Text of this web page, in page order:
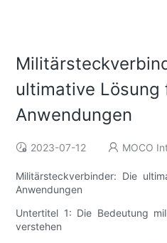
ultimative Lösung
Anwendungen
2023-07-12 MOCO
Militärsteckverbinder: Die
Anwendungen
Untertitel 1: Die Bedeutung
verstehen